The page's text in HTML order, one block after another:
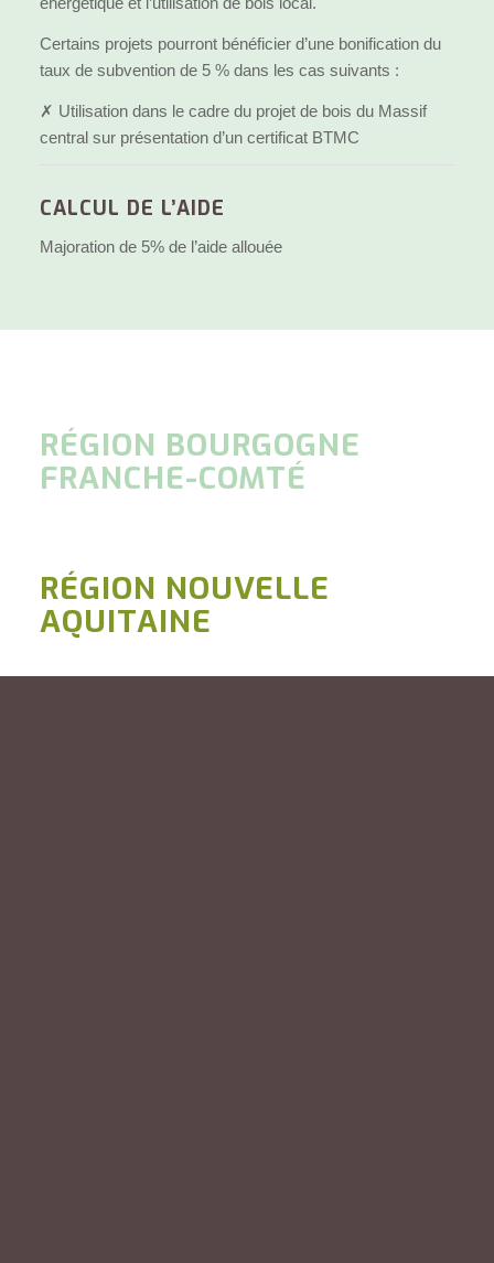
Certains projets pourront bénéficier d’une bonification du
taux de subvention de 5 % dans les cas suivants :
✗ Utilisation dans le cadre du projet de bois du Massif
central sur présentation d’un certificat BTMC
CALCUL DE L’AIDE
Majoration de 5% de l’aide allouée
RÉGION BOURGOGNE
FRANCHE-COMTÉ
RÉGION NOUVELLE
AQUITAINE